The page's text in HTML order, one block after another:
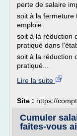
perte de salaire
soit à la fermeture
emploie
soit à la réduction
pratiqué dans
soit à la réduction
pratiqué...
Lire la suite
Site : https://
Cumuler
faites-vous